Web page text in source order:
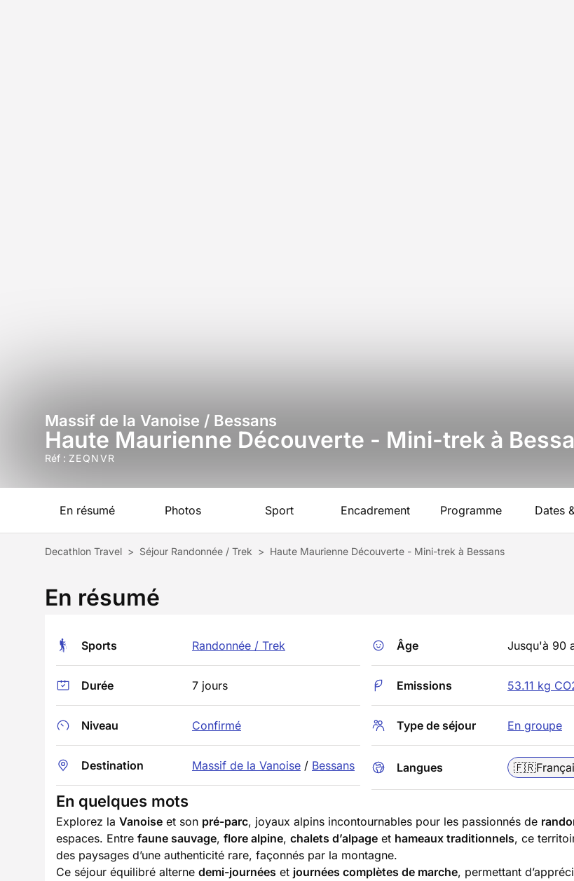
Massif de la Vanoise / Bessans
Haute Maurienne Découverte - Mini-trek à
Réf : ZEQNVR
En résumé Photos Sport Encadrement Programme Dates
Decathlon Travel > Séjour Randonnée / Trek > Haute Maurienne Découverte - Mini-trek à Bessans
En résumé
Sports Randonnée / Trek
Durée 7 jours
Niveau Confirmé
Destination Massif de la Vanoise / Bessans
Âge Jusqu'à 90
Emissions 53.11 kg
Type de séjour En groupe
Langues 🇫🇷
En quelques mots
Explorez la Vanoise et son pré-parc, joyaux alpins incontournables pour les passionnés de
espaces. Entre faune sauvage, flore alpine, chalets d’alpage et hameaux traditionnels, ce
des paysages d’une authenticité rare, façonnés par la montagne.
Ce séjour équilibré alterne demi-journées et journées complètes de marche, permettant